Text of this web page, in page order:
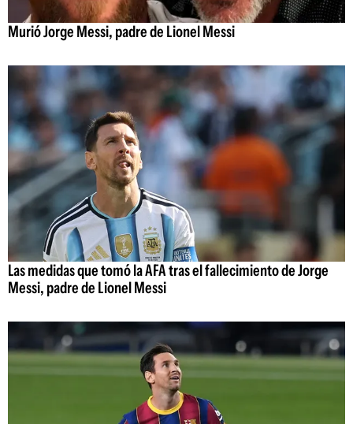
Murió Jorge Messi, padre de Lionel Messi
Las medidas que tomó la AFA tras el fallecimiento de Jorge
Messi, padre de Lionel Messi